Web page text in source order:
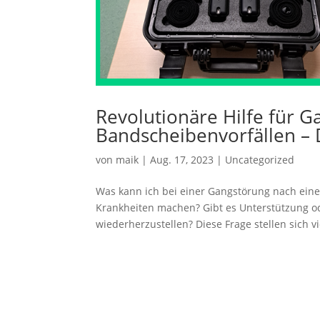
Revolutionäre Hilfe für
Bandscheibenvorfällen –
von maik |Aug. 17, 2023 | Uncategorized
Was kann ich bei einer Gangstörung nach
Krankheiten machen? Gibt es Unterstützung
wiederherzustellen? Diese Frage stellen sich